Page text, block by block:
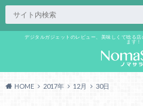
デジタルガジェットのレビュー、美味しくて唸る
ます！
HOME 2017年 12月 30日